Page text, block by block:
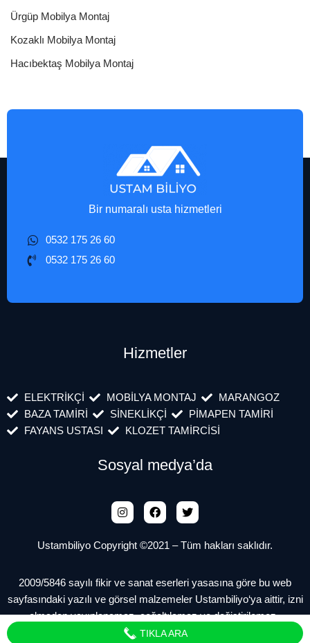
Ürgüp Mobilya Montaj
Kozaklı Mobilya Montaj
Hacıbektaş Mobilya Montaj
Bir numaralı usta hizmetleri
0532 175 26 60
0532 175 26 60
Hizmetler
ELEKTRİKÇİ MOBİLYA MONTAJ
MARANGOZ
BAZA TAMİRİ
SİNEKLİKÇİ
PİMAPEN TAMİRİ
FAYANS USTASI
KLOZET TAMİRCİSİ
Sosyal medya’da
Ustambiliyo Copyright ©2021 – Tüm hakları saklıdır.
2009/5846 sayılı fikir ve sanat eserleri yasasına göre bu web
sayfasındaki yazılı ve görsel malzemeler Ustambiliyo‘ya aittir, izni
olmadan yayınlanamaz, çoğaltılamaz ve değiştirilemez.
TIKLA ARA